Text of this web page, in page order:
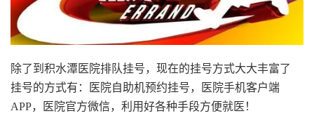
除了到积水潭医院排队挂号，现在的挂号方式大大丰富了
挂号的方式有：医院自助机预约挂号，医院手机客户端
APP，医院官方微信，利用好各种手段方便就医！